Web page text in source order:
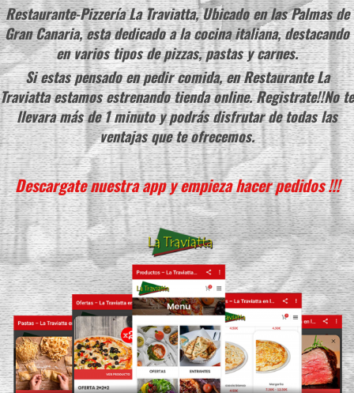
Restaurante-Pizzería La Traviatta, Ubicado en las Palmas de
Gran Canaria, esta dedicado a la cocina italiana, destacando
en varios tipos de pizzas, pastas y carnes.
Si estas pensado en pedir comida, en Restaurante La
Traviatta estamos estrenando tienda online. Registrate!!No te
llevara más de 1 minuto y podrás disfrutar de todas las
ventajas que te ofrecemos.
Descargate nuestra app y empieza hacer pedidos !!!